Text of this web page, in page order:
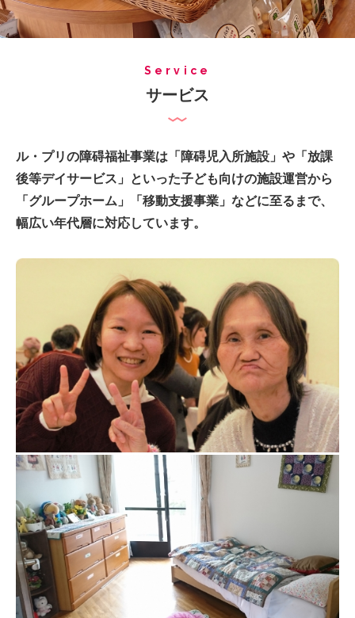
Service
サービス
ル・プリの障碍福祉事業は「障碍児入所施設」や「放課
後等デイサービス」といった子ども向けの施設運営から
「グループホーム」「移動支援事業」などに至るまで、
幅広い年代層に対応しています。